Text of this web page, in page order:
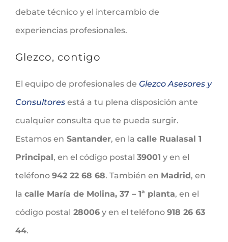
debate técnico y el intercambio de
experiencias profesionales.
Glezco, contigo
El equipo de profesionales de Glezco Asesores y
Consultores está a tu plena disposición ante
cualquier consulta que te pueda surgir.
Estamos en Santander, en la calle Rualasal 1
Principal, en el código postal 39001 y en el
teléfono 942 22 68 68. También en Madrid, en
la calle María de Molina, 37 – 1ª planta, en el
código postal 28006 y en el teléfono 918 26 63
44.